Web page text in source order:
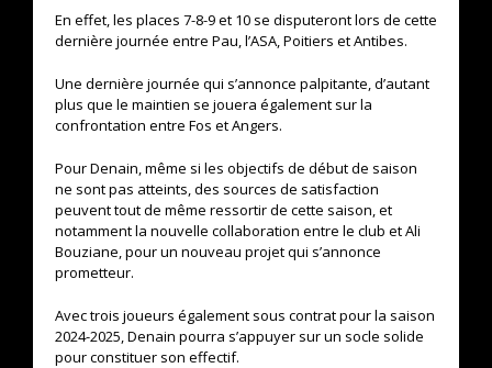
En effet, les places 7-8-9 et 10 se disputeront lors de cette
dernière journée entre Pau, l’ASA, Poitiers et Antibes.
Une dernière journée qui s’annonce palpitante, d’autant
plus que le maintien se jouera également sur la
confrontation entre Fos et Angers.
Pour Denain, même si les objectifs de début de saison
ne sont pas atteints, des sources de satisfaction
peuvent tout de même ressortir de cette saison, et
notamment la nouvelle collaboration entre le club et Ali
Bouziane, pour un nouveau projet qui s’annonce
prometteur.
Avec trois joueurs également sous contrat pour la saison
2024-2025, Denain pourra s’appuyer sur un socle solide
pour constituer son effectif.